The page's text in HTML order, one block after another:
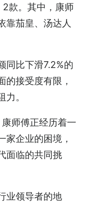
款。其中，康师
靠茄皇、汤达人
同比下滑7.2%的
的接受度有限，
。
师傅正经历着一
家企业的困境，
面临的共同挑
业领导者的地